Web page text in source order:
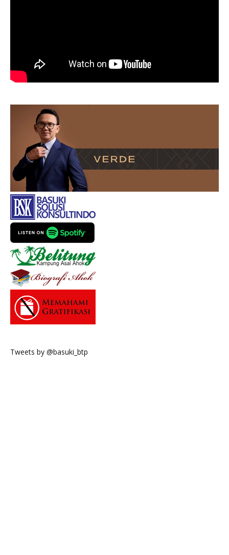
Tweets by @basuki_btp